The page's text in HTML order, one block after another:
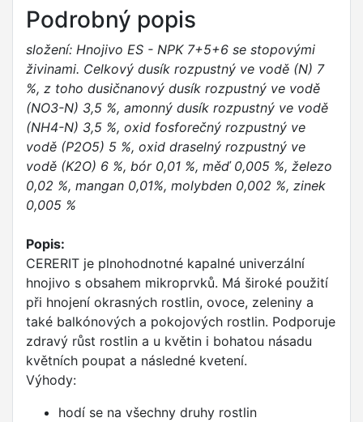
Podrobný popis
složení: Hnojivo ES - NPK 7+5+6 se stopovými
živinami. Celkový dusík rozpustný ve vodě (N) 7
%, z toho dusičnanový dusík rozpustný ve vodě
(NO3-N) 3,5 %, amonný dusík rozpustný ve vodě
(NH4-N) 3,5 %, oxid fosforečný rozpustný ve
vodě (P2O5) 5 %, oxid draselný rozpustný ve
vodě (K2O) 6 %, bór 0,01 %, měď 0,005 %, železo
0,02 %, mangan 0,01%, molybden 0,002 %, zinek
0,005 %
Popis:
CERERIT je plnohodnotné kapalné univerzální
hnojivo s obsahem mikroprvků. Má široké použití
při hnojení okrasných rostlin, ovoce, zeleniny a
také balkónových a pokojových rostlin. Podporuje
zdravý růst rostlin a u květin i bohatou násadu
květních poupat a následné kvetení.
Výhody:
hodí se na všechny druhy rostlin